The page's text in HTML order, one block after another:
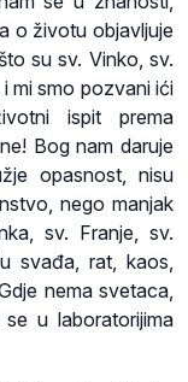
o životu objavljuje
su sv. Vinko, sv.
mi smo pozvani ići
ispit prema
Bog nam daruje
opasnost, nisu
nego manjak
sv. Franje, sv.
svađa, rat, kaos,
nema svetaca,
u laboratorijima